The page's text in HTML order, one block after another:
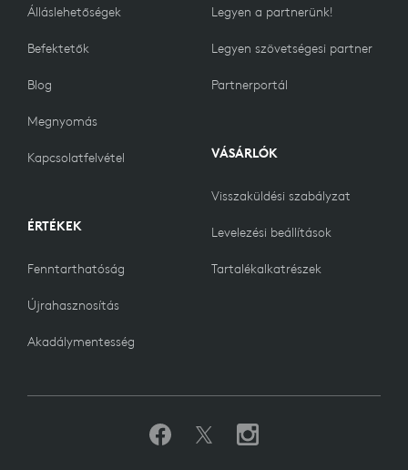
Álláslehetőségek
Befektetők
Blog
Megnyomás
Kapcsolatfelvétel
ÉRTÉKEK
Fenntarthatóság
Újrahasznosítás
Akadálymentesség
Legyen a partnerünk!
Legyen szövetségesi partner
Partnerportál
VÁSÁRLÓK
Visszaküldési szabályzat
Levelezési beállítások
Tartalékalkatrészek